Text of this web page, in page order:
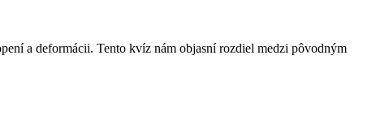
a deformácii. Tento kvíz nám objasní rozdiel medzi pôvodným